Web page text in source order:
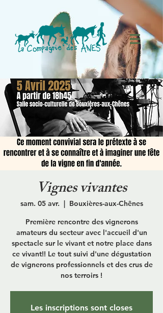
Vignes vivantes
sam. 05 avr.
  |
Bouxières-aux-Chênes
Première rencontre des vignerons
amateurs du secteur avec l'accueil d'un
spectacle sur le vivant et notre place dans
ce vivant!! Le tout suivi d'une dégustation
de vignerons professionnels et des crus de
nos terroirs !
Les inscriptions sont closes